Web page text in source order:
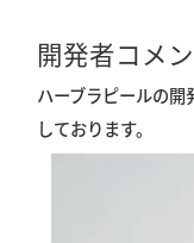
開発者コメ
ハーブラピールの開
しております。